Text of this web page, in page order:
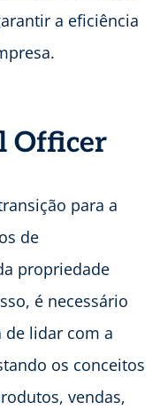
a eficiência
Officer
para a
de
propriedade
é necessário
lidar com a
os conceitos
vendas,